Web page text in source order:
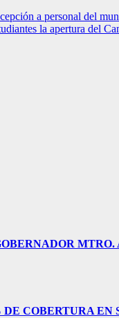
a personal del
la apertura del
DE COBERTURA